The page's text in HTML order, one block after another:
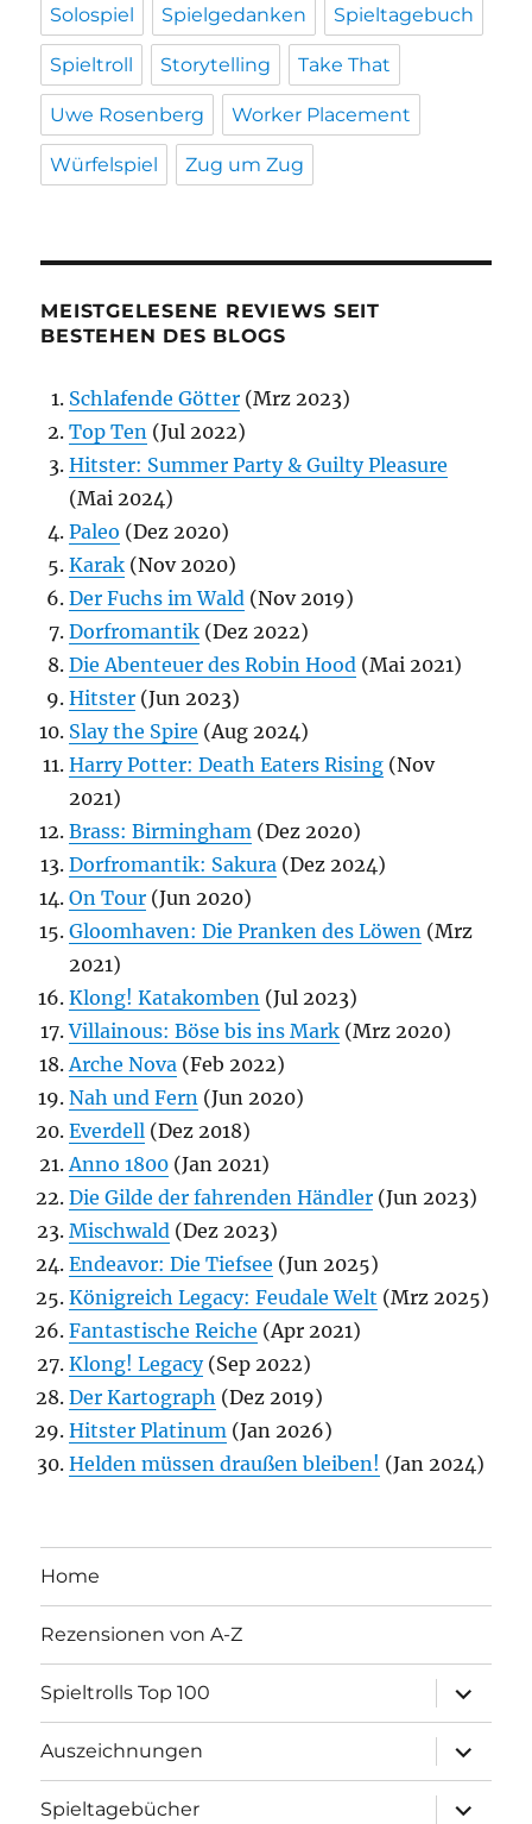
Solospiel Spielgedanken Spieltagebuch
Spieltroll Storytelling Take That
Uwe Rosenberg Worker Placement
Würfelspiel Zug um Zug
MEISTGELESENE REVIEWS SEIT
BESTEHEN DES BLOGS
Schlafende Götter (Mrz 2023)
Top Ten (Jul 2022)
Hitster: Summer Party & Guilty Pleasure
(Mai 2024)
Paleo (Dez 2020)
Karak (Nov 2020)
Der Fuchs im Wald (Nov 2019)
Dorfromantik (Dez 2022)
Die Abenteuer des Robin Hood (Mai 2021)
Hitster (Jun 2023)
Slay the Spire (Aug 2024)
Harry Potter: Death Eaters Rising (Nov
2021)
Brass: Birmingham (Dez 2020)
Dorfromantik: Sakura (Dez 2024)
On Tour (Jun 2020)
Gloomhaven: Die Pranken des Löwen (Mrz
2021)
Klong! Katakomben (Jul 2023)
Villainous: Böse bis ins Mark (Mrz 2020)
Arche Nova (Feb 2022)
Nah und Fern (Jun 2020)
Everdell (Dez 2018)
Anno 1800 (Jan 2021)
Die Gilde der fahrenden Händler (Jun 2023)
Mischwald (Dez 2023)
Endeavor: Die Tiefsee (Jun 2025)
Königreich Legacy: Feudale Welt (Mrz 2025)
Fantastische Reiche (Apr 2021)
Klong! Legacy(Sep 2022)
Der Kartograph (Dez 2019)
Hitster Platinum (Jan 2026)
Helden müssen draußen bleiben! (Jan 2024)
Home
Rezensionen von A-Z
Spieltrolls Top 100
öffnen
Auszeichnungen
öffnen
Spieltagebücher